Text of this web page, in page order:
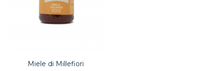
Miele di Millefiori